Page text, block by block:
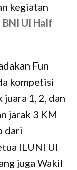
kegiatan
BNI UI Half
Fun
kompetisi
1, 2, dan
jarak 3 KM
dari
ILUNI UI
juga Wakil